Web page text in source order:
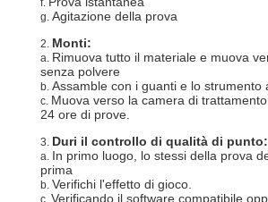
RICHIEDA
UNA
CITAZIONE
MAPPA
DEL
f.
g. Agitazione della prova
2. Monti:
a. Rimuova tutto il materiale e muova
senza polvere
b. Assamble con i guanti e lo strumento
c. Muova verso la camera di
24 ore di prove.
3. Duri il controllo di qualità di punto:
a. In primo luogo, lo stessi della prova
prima
b. Verifichi l'effetto di gioco.
Verificando il software compatibile